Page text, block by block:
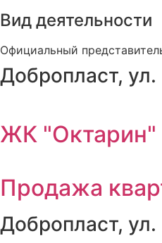
Вид деятельности
Официальный
Добропласт,
ЖК "Октарин"
Продажа
Добропласт,